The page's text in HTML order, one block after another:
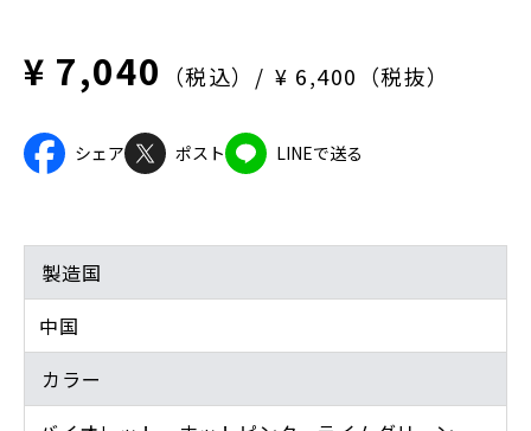
¥ 7,040 （税込） ¥ 6,400（税抜）
シェア ポスト LINEで送る
製造国
中国
カラー